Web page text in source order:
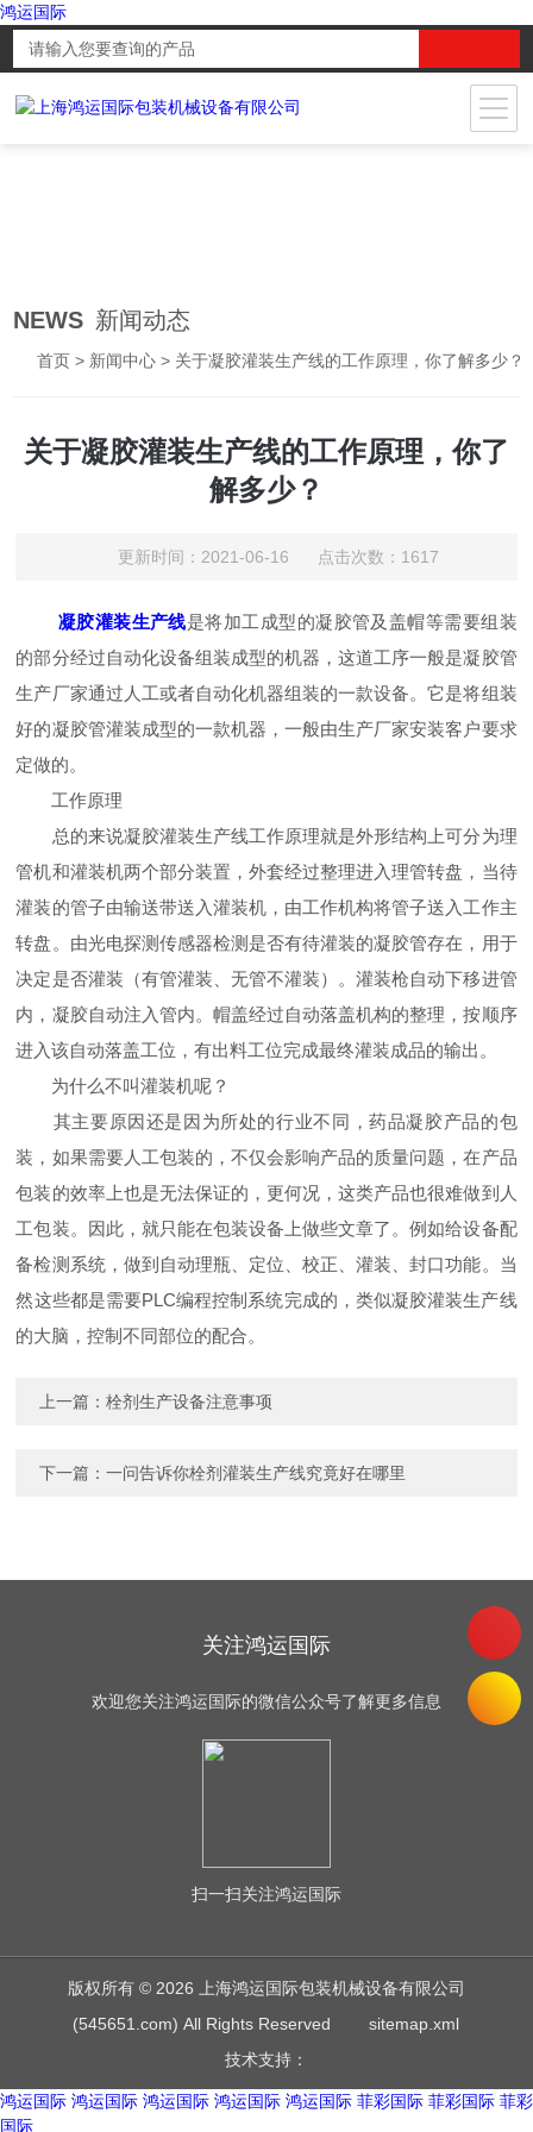
鸿运国际
NEWS 新闻动态
首页 > 新闻中心 > 关于凝胶灌装生产线的工作原理，你了解多少？
关于凝胶灌装生产线的工作原理，你了
解多少？
更新时间：2021-06-16 点击次数：1617
凝胶灌装生产线是将加工成型的凝胶管及盖帽等需要组装
的部分经过自动化设备组装成型的机器，这道工序一般是凝胶管
生产厂家通过人工或者自动化机器组装的一款设备。它是将组装
好的凝胶管灌装成型的一款机器，一般由生产厂家安装客户要求
定做的。
工作原理
总的来说凝胶灌装生产线工作原理就是外形结构上可分为理
管机和灌装机两个部分装置，外套经过整理进入理管转盘，当待
灌装的管子由输送带送入灌装机，由工作机构将管子送入工作主
转盘。由光电探测传感器检测是否有待灌装的凝胶管存在，用于
决定是否灌装（有管灌装、无管不灌装）。灌装枪自动下移进管
内，凝胶自动注入管内。帽盖经过自动落盖机构的整理，按顺序
进入该自动落盖工位，有出料工位完成最终灌装成品的输出。
为什么不叫灌装机呢？
其主要原因还是因为所处的行业不同，药品凝胶产品的包
装，如果需要人工包装的，不仅会影响产品的质量问题，在产品
包装的效率上也是无法保证的，更何况，这类产品也很难做到人
工包装。因此，就只能在包装设备上做些文章了。例如给设备配
备检测系统，做到自动理瓶、定位、校正、灌装、封口功能。当
然这些都是需要PLC编程控制系统完成的，类似凝胶灌装生产线
的大脑，控制不同部位的配合。
上一篇：栓剂生产设备注意事项
下一篇：一问告诉你栓剂灌装生产线究竟好在哪里
关注鸿运国际
欢迎您关注鸿运国际的微信公众号了解更多信息
扫一扫关注鸿运国际
版权所有 © 2026 上海鸿运国际包装机械设备有限公司
(545651.com) All Rights Reservedsitemap.xml
技术支持：
鸿运国际 鸿运国际 鸿运国际 鸿运国际 鸿运国际 菲彩国际 菲彩国际 菲彩
国际